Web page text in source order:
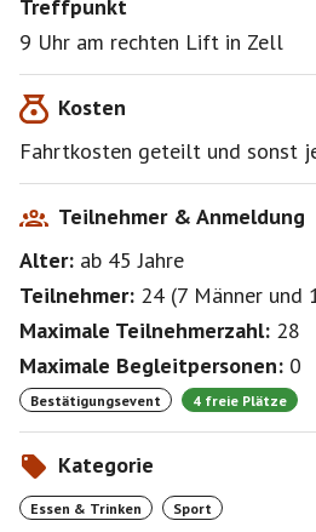
Treffpunkt
9 Uhr am rechten Lift in Zell
Kosten
Fahrtkosten geteilt und sonst
Teilnehmer & Anmeldung
Alter: ab 45Jahre
Teilnehmer: 24 (7 Männer und
Maximale Teilnehmerzahl: 28
Maximale Begleitpersonen: 0
Bestätigungsevent 4 freie Plätze
Kategorie
Essen & Trinken Sport